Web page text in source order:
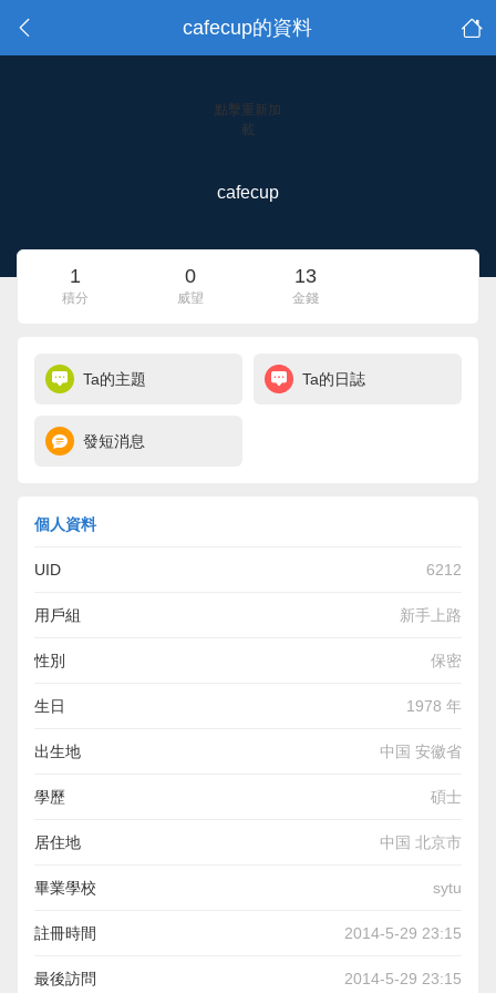
cafecup的資料
點擊重新加
載
cafecup
1
積分
0
威望
13
金錢
Ta的主題 Ta的日誌
發短消息
個人資料
UID 6212
用戶組 新手上路
性別 保密
生日 1978 年
出生地 中国 安徽省
學歷 碩士
居住地 中国 北京市
畢業學校 sytu
註冊時間 2014-5-29 23:15
最後訪問 2014-5-29 23:15